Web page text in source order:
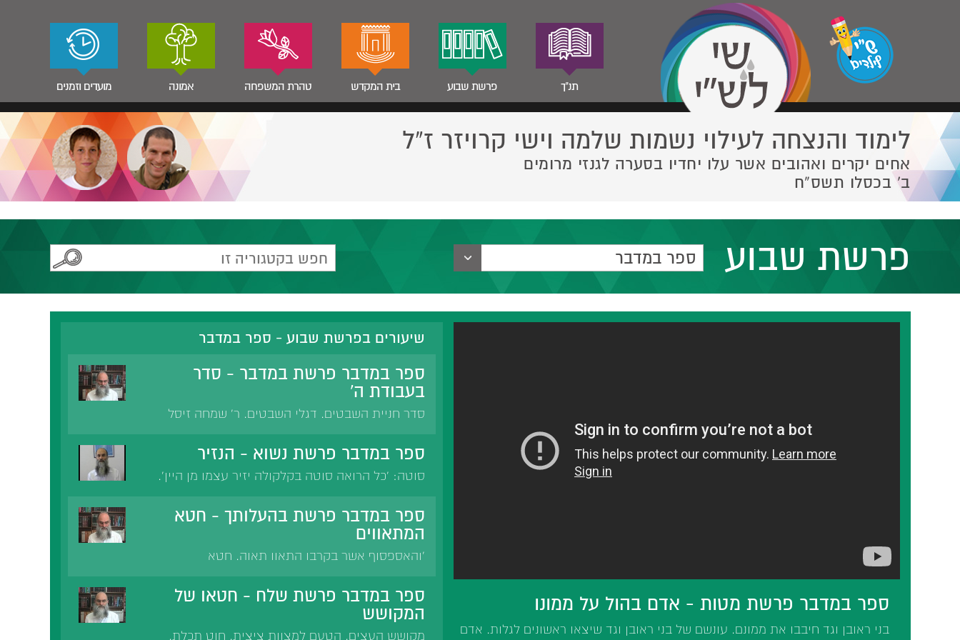
תנ"ך פרשת שבוע בית המקדש טהרת המשפחה אמונה מועדים וזמנים
לימוד והנצחה לעילוי נשמות שלמה וישי קרויזר ז”ל
אחים יקרים ואהובים אשר עלו יחדיו בסערה לגנזי מרומים
ב' בכסלו תשס”ח
פרשת שבוע ספר במדבר
ספר במדבר פרשת מטות - אדם בהול על ממונו
בני ראובן וגד חיבבו את ממונם. עונשם של בני ראובן וגד שיצאו ראשונים לגלות. אדם
שיעורים בפרשת שבוע - ספר במדבר
ספר במדבר פרשת במדבר - סדר
בעבודת ה'
סדר חניית השבטים. דגלי השבטים. ר' שמחה זיסל
הלימוד. סדר ישיבה בבית המדרש. רב כהנא ורבי
יוחנן. ארי עלה מבבל. ארי שאמרת נעשה שועל.
ספר במדבר פרשת נשוא - הנזיר
סוטה: 'כל הרואה סוטה בקלקולה יזיר עצמו מן היין'.
אלעזר הקפר - בגנותו של הנזיר. שמואל היה נזיר
עולם. מעילו של שמואל.
ספר במדבר פרשת בהעלותך - חטא
המתאווים
'והאספסוף אשר בקרבו התאוו תאוה. חטא
הדם. אכול בצל ושב בצל. אין אוכלים בשר לשובע.
גנות מידת התאווה. קברות התאווה. יש לו מנה רוצה
ספר במדבר פרשת שלח - חטאו של
המקושש
מקושש העצים. הטעם למצוות ציצית. חוט תכלת.